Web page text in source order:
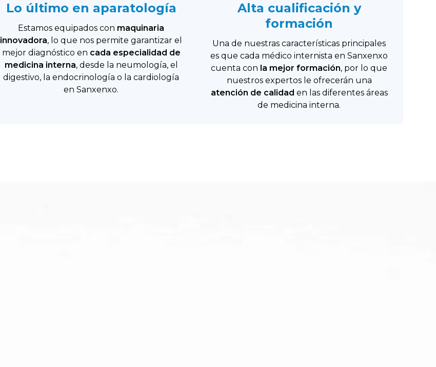
Lo último en aparatología
Estamos equipados con maquinaria
innovadora, lo que nos permite garantizar el
mejor diagnóstico en cada especialidad de
medicina interna, desde la neumología, el
digestivo, la endocrinología o la cardiología
en Sanxenxo.
Alta cualificación y
formación
Una de nuestras características principales
es que cada médico internista en Sanxenxo
cuenta con la mejor formación, por lo que
nuestros expertos le ofrecerán una
atención de calidad en las diferentes áreas
de medicina interna.